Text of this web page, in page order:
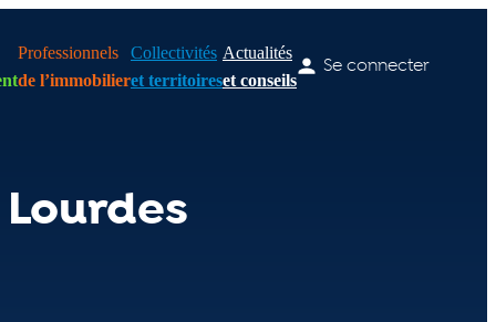
Professionnels
de l’immobilier
Collectivités
et territoires
Actualités
et conseils
Se connecter